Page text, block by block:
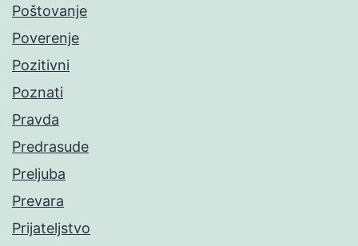
Poštovanje
Poverenje
Pozitivni
Poznati
Pravda
Predrasude
Preljuba
Prevara
Prijateljstvo